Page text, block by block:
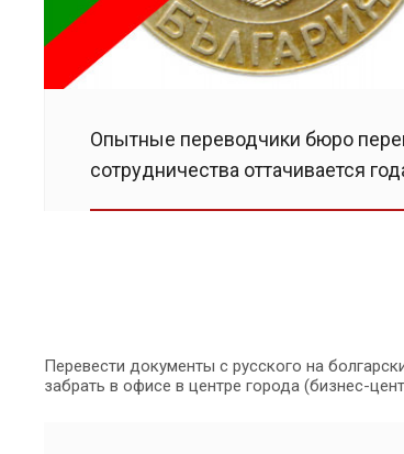
Опытные переводчики бюро
сотрудничества оттачивается
Перевести документы с русского на
забрать в офисе в центре города (бизнес-